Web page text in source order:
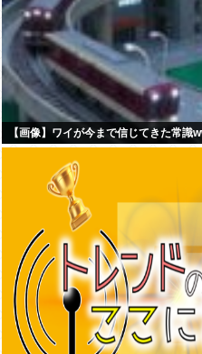
【画像】ワイが今まで信じてきた常識